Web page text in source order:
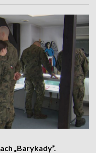
„Barykady”.